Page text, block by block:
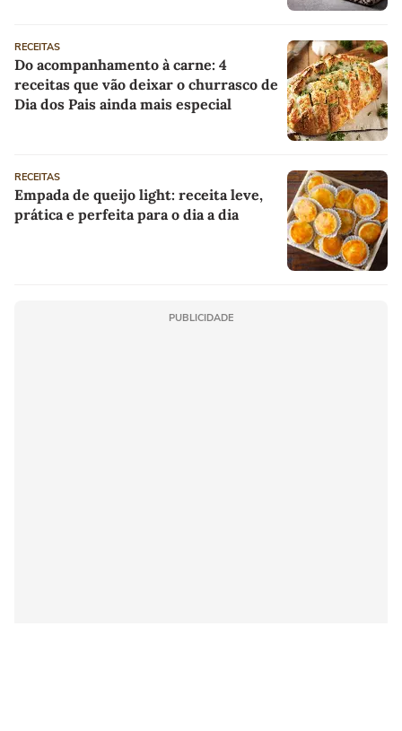
RECEITAS
Do acompanhamento à carne: 4
receitas que vão deixar o churrasco de
Dia dos Pais ainda mais especial
RECEITAS
Empada de queijo light: receita leve,
prática e perfeita para o dia a dia
PUBLICIDADE